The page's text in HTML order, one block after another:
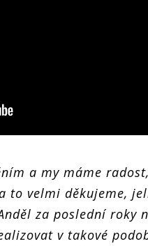
a my máme
to velmi děkujeme,
za poslední roky
v takové